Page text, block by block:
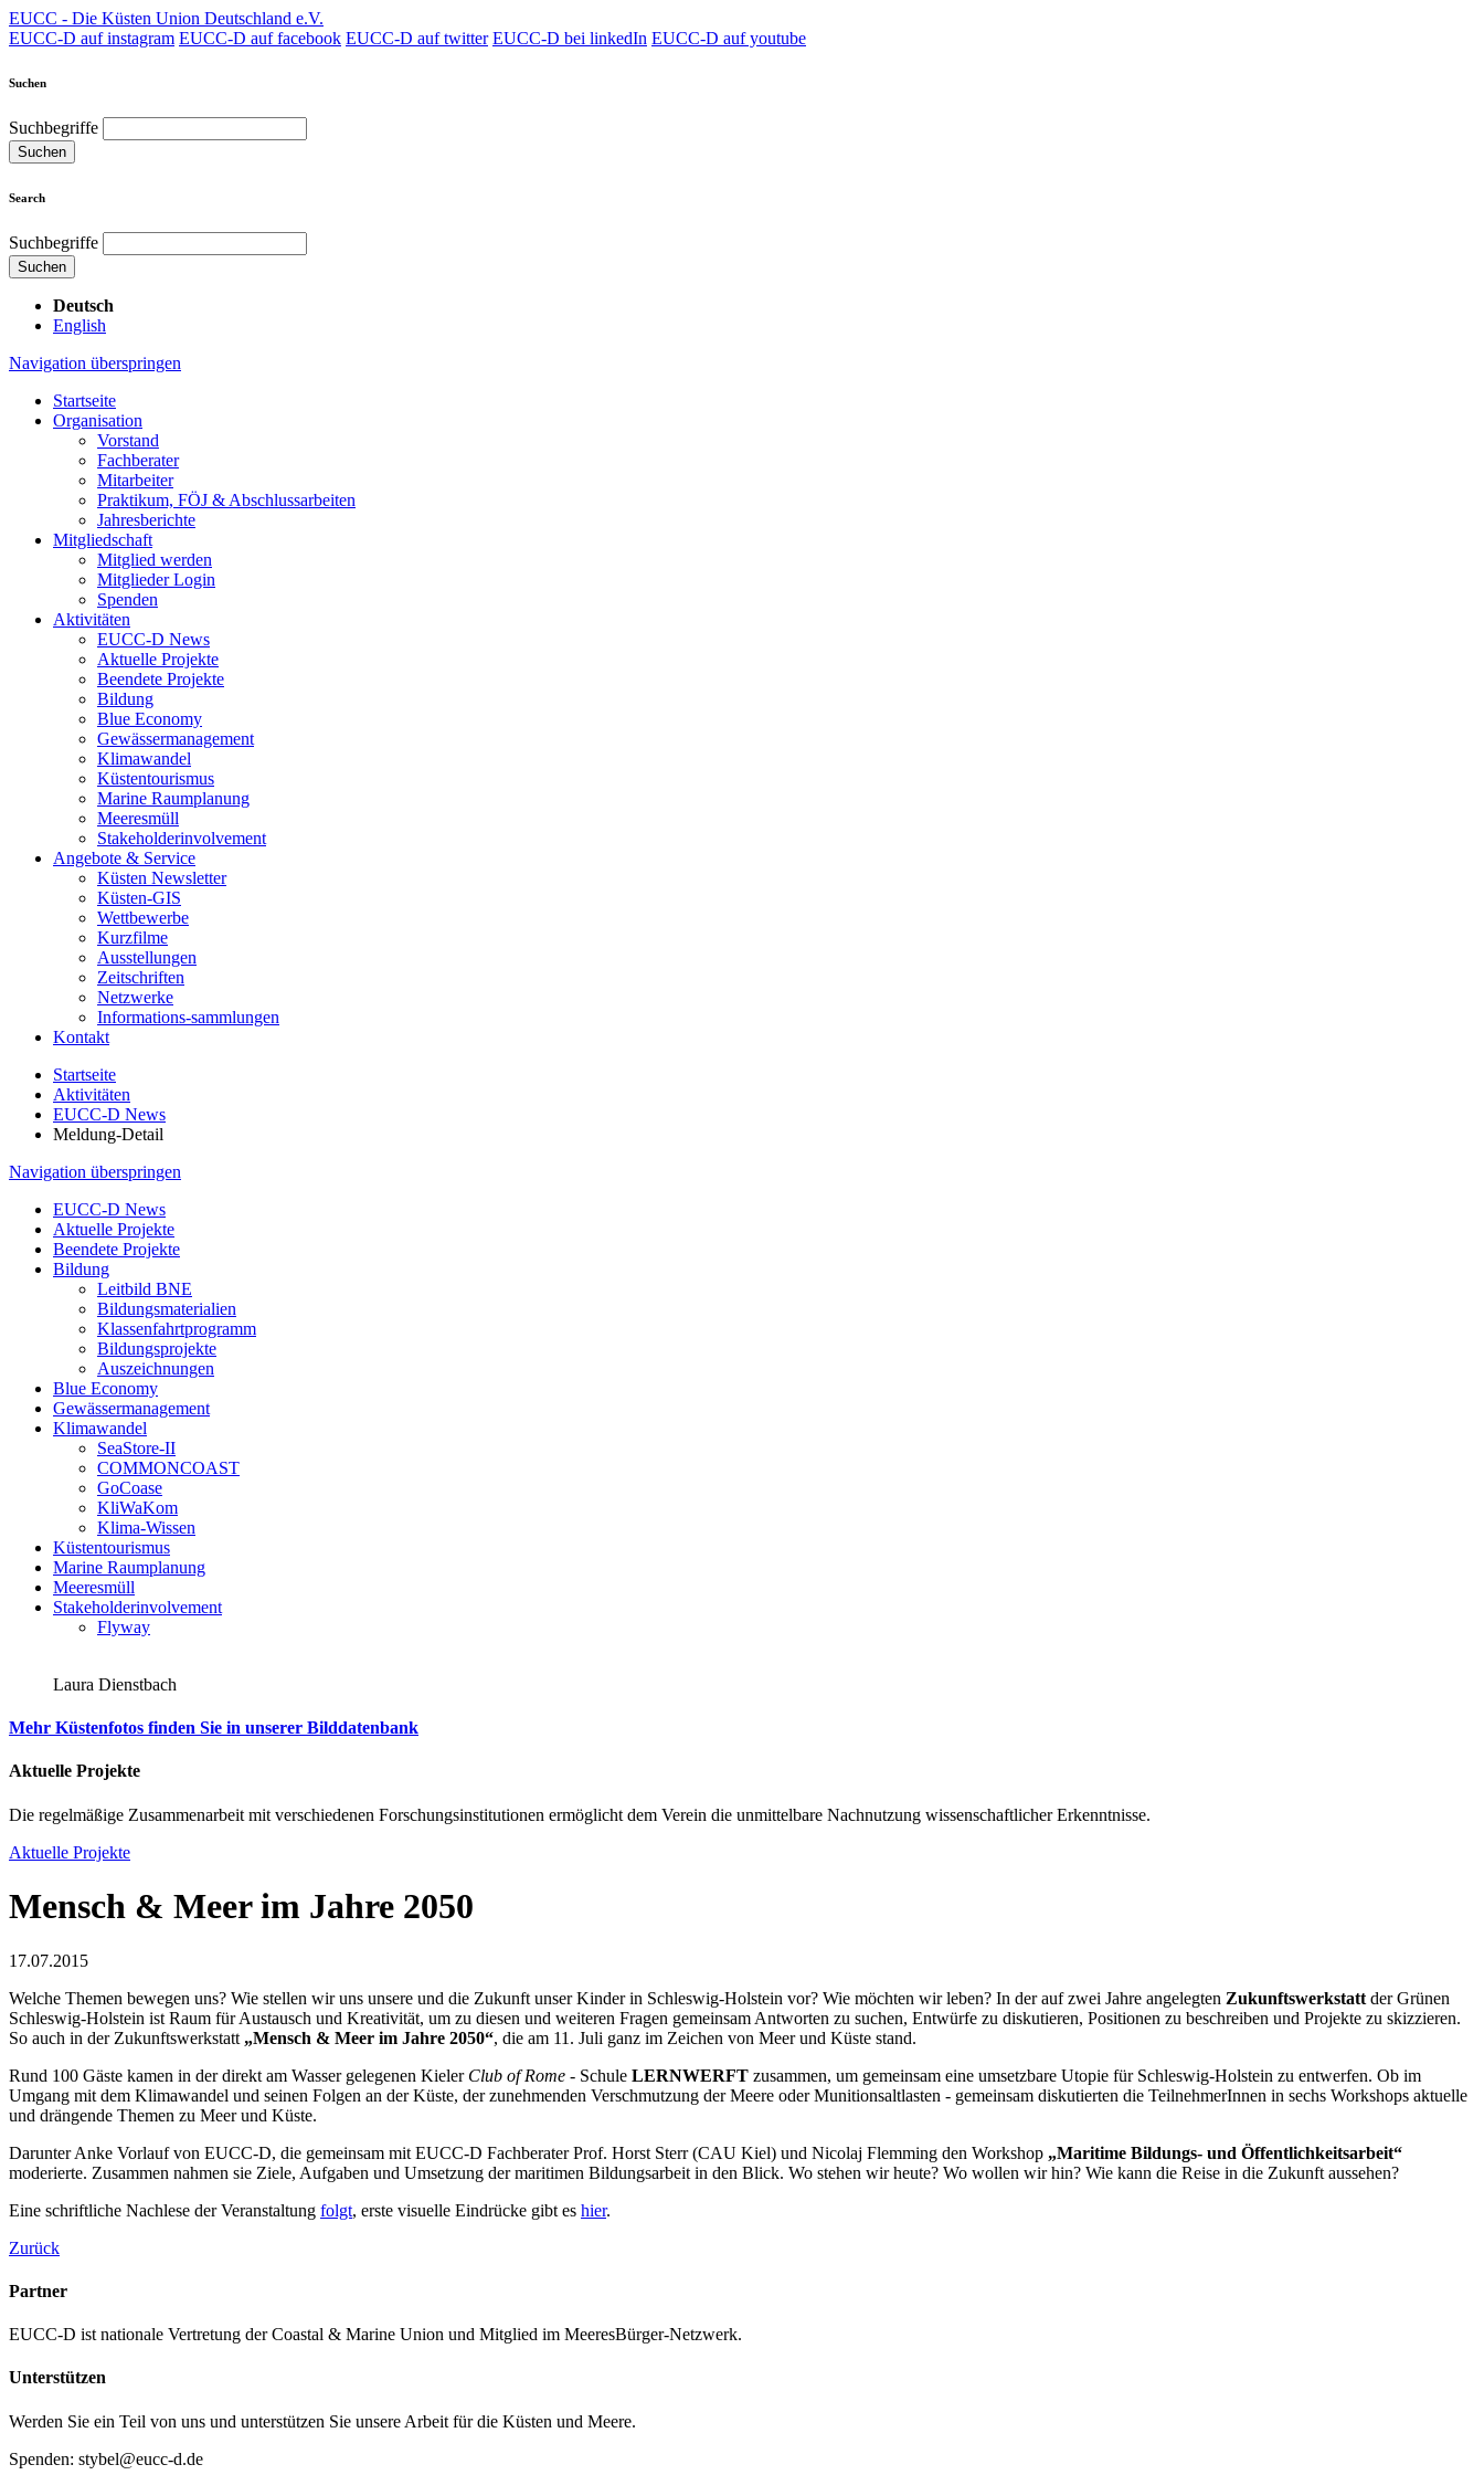
EUCC - Die Küsten Union Deutschland e.V.
EUCC-D auf instagram EUCC-D auf facebook EUCC-D auf twitter EUCC-D bei linkedIn EUCC-D auf youtube
Suchen
Suchbegriffe
Suchen
Search
Suchbegriffe
Suchen
Deutsch
English
Navigation überspringen
Startseite
Organisation
Vorstand
Fachberater
Mitarbeiter
Praktikum, FÖJ & Abschlussarbeiten
Jahresberichte
Mitgliedschaft
Mitglied werden
Mitglieder Login
Spenden
Aktivitäten
EUCC-D News
Aktuelle Projekte
Beendete Projekte
Bildung
Blue Economy
Gewässermanagement
Klimawandel
Küstentourismus
Marine Raumplanung
Meeresmüll
Stakeholderinvolvement
Angebote & Service
Küsten Newsletter
Küsten-GIS
Wettbewerbe
Kurzfilme
Ausstellungen
Zeitschriften
Netzwerke
Informations-sammlungen
Kontakt
Startseite
Aktivitäten
EUCC-D News
Meldung-Detail
Navigation überspringen
EUCC-D News
Aktuelle Projekte
Beendete Projekte
Bildung
Leitbild BNE
Bildungsmaterialien
Klassenfahrtprogramm
Bildungsprojekte
Auszeichnungen
Blue Economy
Gewässermanagement
Klimawandel
SeaStore-II
COMMONCOAST
GoCoase
KliWaKom
Klima-Wissen
Küstentourismus
Marine Raumplanung
Meeresmüll
Stakeholderinvolvement
Flyway
Laura Dienstbach
Mehr Küstenfotos finden Sie in unserer Bilddatenbank
Aktuelle Projekte
Die regelmäßige Zusammenarbeit mit verschiedenen Forschungsinstitutionen ermöglicht dem Verein die unmittelbare Nachnutzung wissenschaftlicher Erkenntnisse.
Aktuelle Projekte
Mensch & Meer im Jahre 2050
17.07.2015
Welche Themen bewegen uns? Wie stellen wir uns unsere und die Zukunft unser Kinder in Schleswig-Holstein vor? Wie möchten wir leben? In der auf zwei Jahre angelegten Zukunftswerkstatt der Grünen
Schleswig-Holstein ist Raum für Austausch und Kreativität, um zu diesen und weiteren Fragen gemeinsam Antworten zu suchen, Entwürfe zu diskutieren, Positionen zu beschreiben und Projekte zu skizzieren.
So auch in der Zukunftswerkstatt „Mensch & Meer im Jahre 2050“, die am 11. Juli ganz im Zeichen von Meer und Küste stand.
Rund 100 Gäste kamen in der direkt am Wasser gelegenen Kieler Club of Rome - Schule LERNWERFT zusammen, um gemeinsam eine umsetzbare Utopie für Schleswig-Holstein zu entwerfen. Ob im
Umgang mit dem Klimawandel und seinen Folgen an der Küste, der zunehmenden Verschmutzung der Meere oder Munitionsaltlasten - gemeinsam diskutierten die TeilnehmerInnen in sechs Workshops aktuelle
und drängende Themen zu Meer und Küste.
Darunter Anke Vorlauf von EUCC-D, die gemeinsam mit EUCC-D Fachberater Prof. Horst Sterr (CAU Kiel) und Nicolaj Flemming den Workshop „Maritime Bildungs- und Öffentlichkeitsarbeit“
moderierte. Zusammen nahmen sie Ziele, Aufgaben und Umsetzung der maritimen Bildungsarbeit in den Blick. Wo stehen wir heute? Wo wollen wir hin? Wie kann die Reise in die Zukunft aussehen?
Eine schriftliche Nachlese der Veranstaltung folgt, erste visuelle Eindrücke gibt es hier.
Zurück
Partner
EUCC-D ist nationale Vertretung der Coastal & Marine Union und Mitglied im MeeresBürger-Netzwerk.
Unterstützen
Werden Sie ein Teil von uns und unterstützen Sie unsere Arbeit für die Küsten und Meere.
Spenden: stybel@eucc-d.de